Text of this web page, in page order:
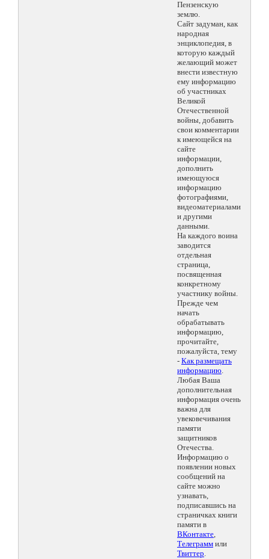
Пензенскую
землю.
Сайт задуман, как
народная
энциклопедия, в
которую каждый
желающий может
внести известную
ему информацию
об участниках
Великой
Отечественной
войны, добавить
свои комментарии
к имеющейся на
сайте
информации,
дополнить
имеющуюся
информацию
фотографиями,
видеоматериалами
и другими
данными.
На каждого воина
заводится
отдельная
страница,
посвященная
конкретному
участнику войны.
Прежде чем
начать
обрабатывать
информацию,
прочитайте,
пожалуйста, тему
- Как размещать
информацию.
Любая Ваша
дополнительная
информация очень
важна для
увековечивания
памяти
защитников
Отечества.
Информацию о
появлении новых
сообщений на
сайте можно
узнавать,
подписавшись на
страничках книги
памяти в
ВКонтакте,
Телеграмм или
Твиттер.